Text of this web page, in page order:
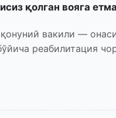
қолган вояга
вакили —
реабилитация